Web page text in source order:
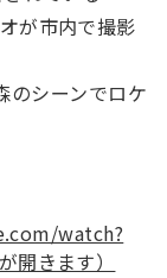
が市内で撮影
のシーンでロケ
watch?
きます）